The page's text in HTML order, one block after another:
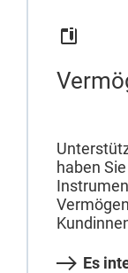
haben
Es